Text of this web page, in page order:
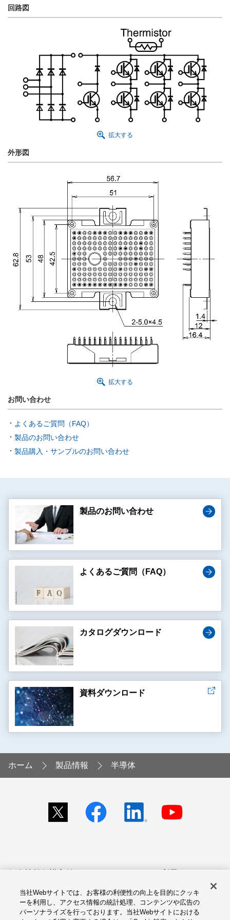
回路図
拡大する
外形図
拡大する
お問い合わせ
よくあるご質問（FAQ）
製品のお問い合わせ
製品購入・サンプルのお問い合わせ
製品のお問い合わせ
よくあるご質問（FAQ）
カタログダウンロード
資料ダウンロード
ホーム 製品情報 半導体
アクセシビリティへの対応
Cookie設定
当社Webサイトでは、お客様の利便性の向上を目的にクッキ
ーを利用し、アクセス情報の統計処理、コンテンツや広告の
パーソナライズを行っております。当社Webサイトにおける